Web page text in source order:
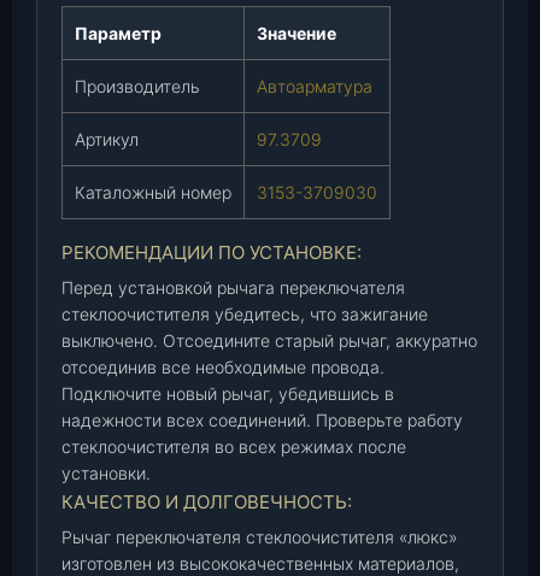
.
5
3
-
3
7
0
9
0
3
0
(
А
Параметр Значение
Производитель Автоарматура
Артикул 97.3709
Каталожный номер 3153-3709030
РЕКОМЕНДАЦИИ ПО УСТАНОВКЕ:
Перед установкой рычага переключателя
стеклоочистителя убедитесь, что зажигание
выключено. Отсоедините старый рычаг, аккуратно
отсоединив все необходимые провода.
Подключите новый рычаг, убедившись в
надежности всех соединений. Проверьте работу
стеклоочистителя во всех режимах после
установки.
КАЧЕСТВО И ДОЛГОВЕЧНОСТЬ:
Рычаг переключателя стеклоочистителя «люкс»
изготовлен из высококачественных материалов,